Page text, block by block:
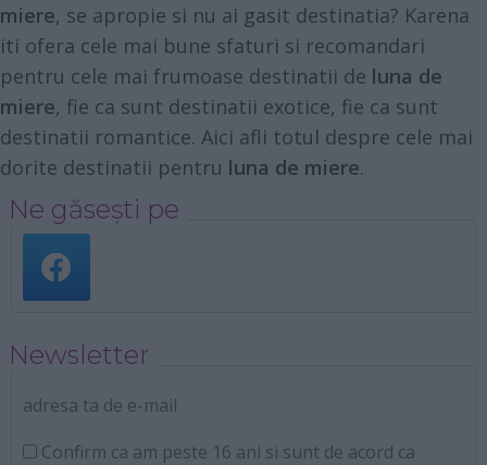
miere, se apropie si nu ai gasit destinatia? Karena
iti ofera cele mai bune sfaturi si recomandari
pentru cele mai frumoase destinatii de luna de
miere, fie ca sunt destinatii exotice, fie ca sunt
destinatii romantice. Aici afli totul despre cele mai
dorite destinatii pentru luna de miere.
Ne găsești pe
Newsletter
adresa ta de e-mail
Confirm ca am peste 16 ani si sunt de acord ca